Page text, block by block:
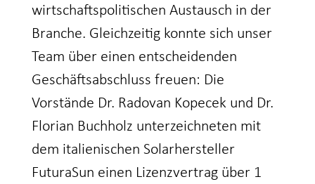
wirtschaftspolitischen Austausch in der
Branche. Gleichzeitig konnte sich unser
Team über einen entscheidenden
Geschäftsabschluss freuen: Die
Vorstände Dr. Radovan Kopecek und Dr.
Florian Buchholz unterzeichneten mit
dem italienischen Solarhersteller
FuturaSun einen Lizenzvertrag über 1